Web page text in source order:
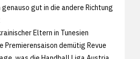
gut in die andere Richtung
Eltern in Tunesien
Premierensaison demütig Revue